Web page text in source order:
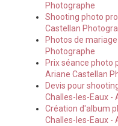
Photographe
Shooting photo
Castellan
Photos de
Photographe
Prix séance photo
Ariane Castellan
Devis pour
Challes-les-Eaux -
Création d'album
Challes-les-Eaux -